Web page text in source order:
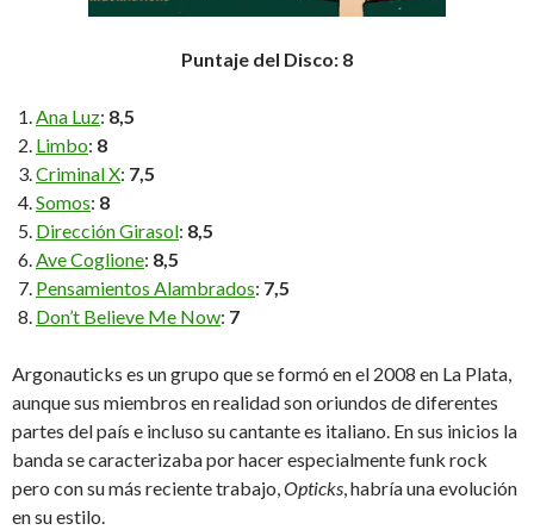
Puntaje del Disco: 8
Ana Luz: 8,5
Limbo: 8
Criminal X: 7,5
Somos: 8
Dirección Girasol: 8,5
Ave Coglione: 8,5
Pensamientos Alambrados: 7,5
Don’t Believe Me Now: 7
Argonauticks es un grupo que se formó en el 2008 en La Plata,
aunque sus miembros en realidad son oriundos de diferentes
partes del país e incluso su cantante es italiano. En sus inicios la
banda se caracterizaba por hacer especialmente funk rock
pero con su más reciente trabajo,Opticks, habría una evolución
en su estilo.